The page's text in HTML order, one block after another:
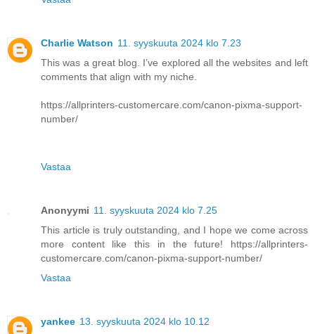
Charlie Watson 11. syyskuuta 2024 klo 7.23
This was a great blog. I’ve explored all the websites and left
comments that align with my niche.
https://allprinters-customercare.com/canon-pixma-support-
number/
Vastaa
Anonyymi 11. syyskuuta 2024 klo 7.25
This article is truly outstanding, and I hope we come across
more content like this in the future! https://allprinters-
customercare.com/canon-pixma-support-number/
Vastaa
yankee 13. syyskuuta 2024 klo 10.12